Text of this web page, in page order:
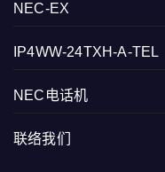
NEC-EX
IP4WW-24TXH-A-TEL
NEC电话机
联络我们